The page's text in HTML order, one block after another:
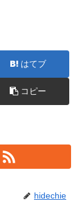
はてブ
コピー
hidechie